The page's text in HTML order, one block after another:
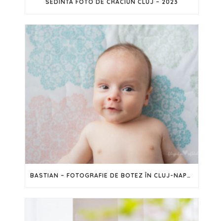
SEDINTA FOTO DE CRACIUN CLUJ – 2023
BASTIAN – FOTOGRAFIE DE BOTEZ ÎN CLUJ-NAPOCA